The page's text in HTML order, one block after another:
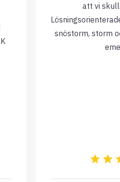
att vi
snöstorm, storm